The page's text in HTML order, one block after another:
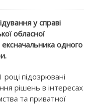
у справі
обласної
одного
підозрювані
рішень в інтересах
та приватної